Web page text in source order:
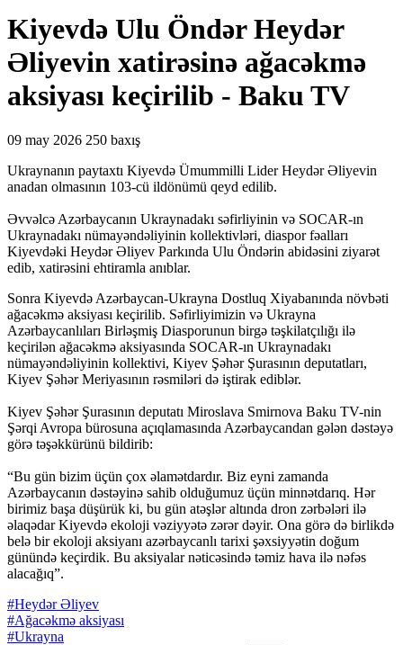
Kiyevdə Ulu Öndər Heydər
Əliyevin xatirəsinə ağacəkmə
aksiyası keçirilib - Baku TV
09 may 2026 250 baxış
Ukraynanın paytaxtı Kiyevdə Ümummilli Lider Heydər Əliyevin
anadan olmasının 103-cü ildönümü qeyd edilib.
Əvvəlcə Azərbaycanın Ukraynadakı səfirliyinin və SOCAR-ın
Ukraynadakı nümayəndəliyinin kollektivləri, diaspor fəalları
Kiyevdəki Heydər Əliyev Parkında Ulu Öndərin abidəsini ziyarət
edib, xatirəsini ehtiramla anıblar.
Sonra Kiyevdə Azərbaycan-Ukrayna Dostluq Xiyabanında növbəti
ağacəkmə aksiyası keçirilib. Səfirliyimizin və Ukrayna
Azərbaycanlıları Birləşmiş Diasporunun birgə təşkilatçılığı ilə
keçirilən ağacəkmə aksiyasında SOCAR-ın Ukraynadakı
nümayəndəliyinin kollektivi, Kiyev Şəhər Şurasının deputatları,
Kiyev Şəhər Meriyasının rəsmiləri də iştirak ediblər.
Kiyev Şəhər Şurasının deputatı Miroslava Smirnova Baku TV-nin
Şərqi Avropa bürosuna açıqlamasında Azərbaycandan gələn dəstəyə
görə təşəkkürünü bildirib:
“Bu gün bizim üçün çox əlamətdardır. Biz eyni zamanda
Azərbaycanın dəstəyinə sahib olduğumuz üçün minnətdarıq. Hər
birimiz başa düşürük ki, bu gün atəşlər altında dron zərbələri ilə
əlaqədar Kiyevdə ekoloji vəziyyətə zərər dəyir. Ona görə də birlikdə
belə bir ekoloji aksiyanı azərbaycanlı tarixi şəxsiyyətin doğum
günündə keçirdik. Bu aksiyalar nəticəsində təmiz hava ilə nəfəs
alacağıq”.
#Heydər Əliyev
#Ağacəkmə aksiyası
#Ukrayna